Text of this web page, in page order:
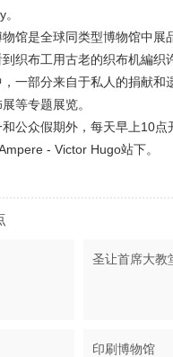
馆是全球同类型博物馆中
织布工用古老的织布机編织
一部分来自于私人的捐献和
等专题展览。
公众假期外，每天早上10点
- Victor Hugo站下。
圣让首席大教
印刷博物馆